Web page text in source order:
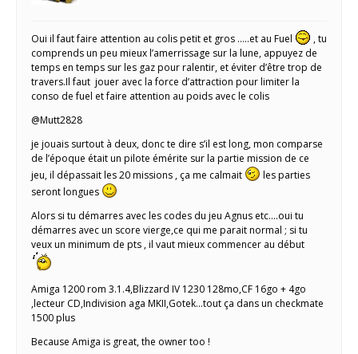
Oui il faut faire attention au colis petit et gros …..et au Fuel
, tu
comprends un peu mieux l’amerrissage sur la lune, appuyez de
temps en temps sur les gaz pour ralentir, et éviter d’être trop de
travers.Il faut jouer avec la force d’attraction pour limiter la
conso de fuel et faire attention au poids avec le colis
@Mutt2828
je jouais surtout à deux, donc te dire s’il est long, mon comparse
de l’époque était un pilote émérite sur la partie mission de ce
jeu, il dépassait les 20 missions , ça me calmait
les parties
seront longues
Alors si tu démarres avec les codes du jeu Agnus etc….oui tu
démarres avec un score vierge,ce qui me parait normal ; si tu
veux un minimum de pts , il vaut mieux commencer au début
Amiga 1200 rom 3.1.4,Blizzard IV 1230 128mo,CF 16go + 4go
,lecteur CD,Indivision aga MKII,Gotek...tout ça dans un checkmate
1500 plus
Because Amiga is great, the owner too !